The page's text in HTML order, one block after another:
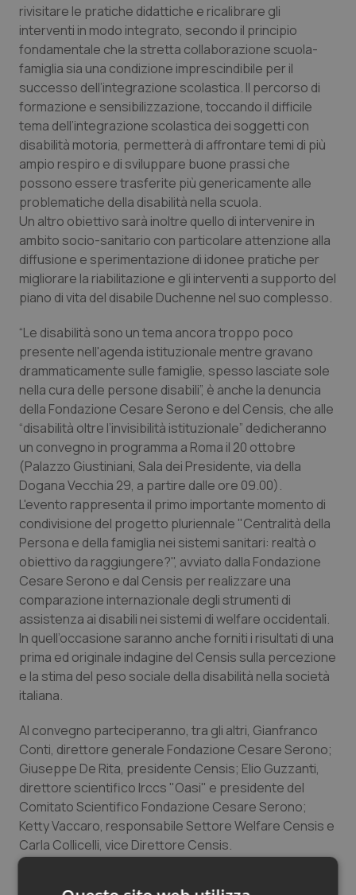
Sardegna
Sicilia
Toscana
Umbria
Valle D’Aosta
Veneto
Malattia di Crohn & Rettocolite Ulcerosa
Neuroscienze & patologie neurodegenerative
Obesità
Oftalmologia
Oncodermatologia
Oncoematologia
Oncologia & Nutrizione
Psoriasi & pelle
Quotidiano Cardiologia
Quotidiano Chirurgia
Quotidiano Oncologia
Quotidiano Pediatria
Rene & patologie urogenitali
Salute orale & impianti
Sangue & coagulazione
Tiroide
Tumore al seno
Tumore ovarico
Tumori del Polmone & Testa Collo
Tumori gastrointestinali
Ulcera & Reflusso
Vaccini
rivisitare le pratiche didattiche e ricalibrare gli
interventi in modo integrato, secondo il principio
fondamentale che la stretta collaborazione scuola-
famiglia sia una condizione imprescindibile per il
successo dell’integrazione scolastica. Il percorso di
formazione e sensibilizzazione, toccando il difficile
tema dell’integrazione scolastica dei soggetti con
disabilità motoria, permetterà di affrontare temi di più
ampio respiro e di sviluppare buone prassi che
possono essere trasferite più genericamente alle
problematiche della disabilità nella scuola.
Un altro obiettivo sarà inoltre quello di intervenire in
ambito socio-sanitario con particolare attenzione alla
diffusione e sperimentazione di idonee pratiche per
migliorare la riabilitazione e gli interventi a supporto del
piano di vita del disabile Duchenne nel suo complesso.
“Le disabilità sono un tema ancora troppo poco
presente nell'agenda istituzionale mentre gravano
drammaticamente sulle famiglie, spesso lasciate sole
nella cura delle persone disabili”, è anche la denuncia
della Fondazione Cesare Serono e del Censis, che alle
“disabilità oltre l’invisibilità istituzionale” dedicheranno
un convegno in programma a Roma il 20 ottobre
(Palazzo Giustiniani, Sala dei Presidente, via della
Dogana Vecchia 29, a partire dalle ore 09.00).
L'evento rappresenta il primo importante momento di
condivisione del progetto pluriennale "Centralità della
Persona e della famiglia nei sistemi sanitari: realtà o
obiettivo da raggiungere?", avviato dalla Fondazione
Cesare Serono e dal Censis per realizzare una
comparazione internazionale degli strumenti di
assistenza ai disabili nei sistemi di welfare occidentali.
In quell’occasione saranno anche forniti i risultati di una
prima ed originale indagine del Censis sulla percezione
e la stima del peso sociale della disabilità nella società
italiana.
Al convegno parteciperanno, tra gli altri, Gianfranco
Conti, direttore generale Fondazione Cesare Serono;
Giuseppe De Rita, presidente Censis; Elio Guzzanti,
direttore scientifico Irccs "Oasi" e presidente del
Comitato Scientifico Fondazione Cesare Serono;
Ketty Vaccaro, responsabile Settore Welfare Censis e
Carla Collicelli, vice Direttore Censis.